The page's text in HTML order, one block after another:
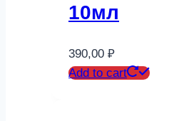
10мл
390,00 ₽
Add to cart